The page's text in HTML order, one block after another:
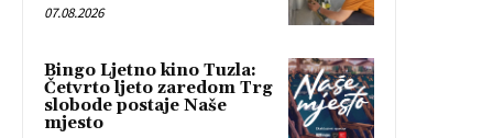
07.08.2026
Bingo Ljetno kino Tuzla:
Četvrto ljeto zaredom Trg
slobode postaje Naše
mjesto